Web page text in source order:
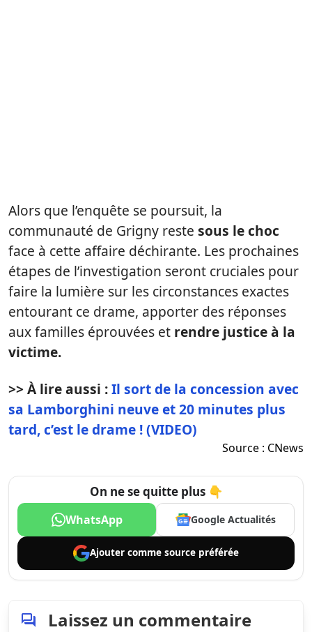
Alors que l’enquête se poursuit, la
communauté de Grigny reste sous le choc
face à cette affaire déchirante. Les prochaines
étapes de l’investigation seront cruciales pour
faire la lumière sur les circonstances exactes
entourant ce drame, apporter des réponses
aux familles éprouvées et rendre justice à la
victime.
>> À lire aussi :Il sort de la concession avec
sa Lamborghini neuve et 20 minutes plus
tard, c’est le drame ! (VIDEO)
Source : CNews
On ne se quitte plus 👇
WhatsApp Google Actualités
Ajouter comme source préférée
Laissez un commentaire